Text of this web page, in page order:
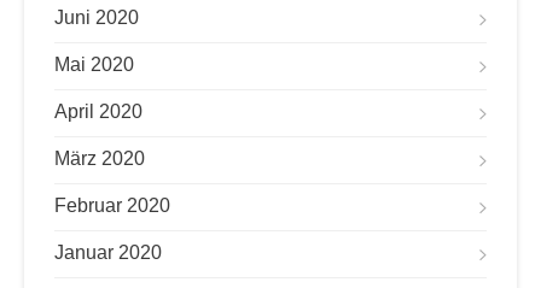
Juni 2020
Mai 2020
April 2020
März 2020
Februar 2020
Januar 2020